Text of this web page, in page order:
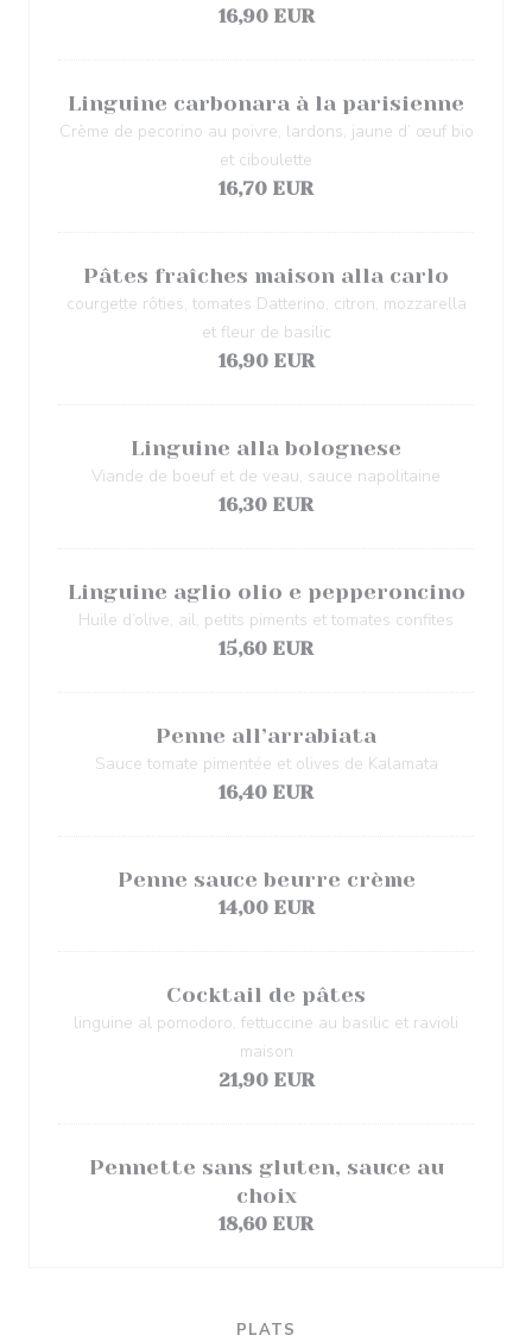
16,90 EUR
Linguine carbonara à la parisienne
Crème de pecorino au poivre, lardons, jaune d’ œuf bio
et ciboulette
16,70 EUR
Pâtes fraîches maison alla carlo
courgette rôties, tomates Datterino, citron, mozzarella
et fleur de basilic
16,90 EUR
Linguine alla bolognese
Viande de boeuf et de veau, sauce napolitaine
16,30 EUR
Linguine aglio olio e pepperoncino
Huile d’olive, ail, petits piments et tomates confites
15,60 EUR
Penne all’arrabiata
Sauce tomate pimentée et olives de Kalamata
16,40 EUR
Penne sauce beurre crème
14,00 EUR
Cocktail de pâtes
linguine al pomodoro, fettuccine au basilic et ravioli
maison
21,90 EUR
Pennette sans gluten, sauce au
choix
18,60 EUR
PLATS